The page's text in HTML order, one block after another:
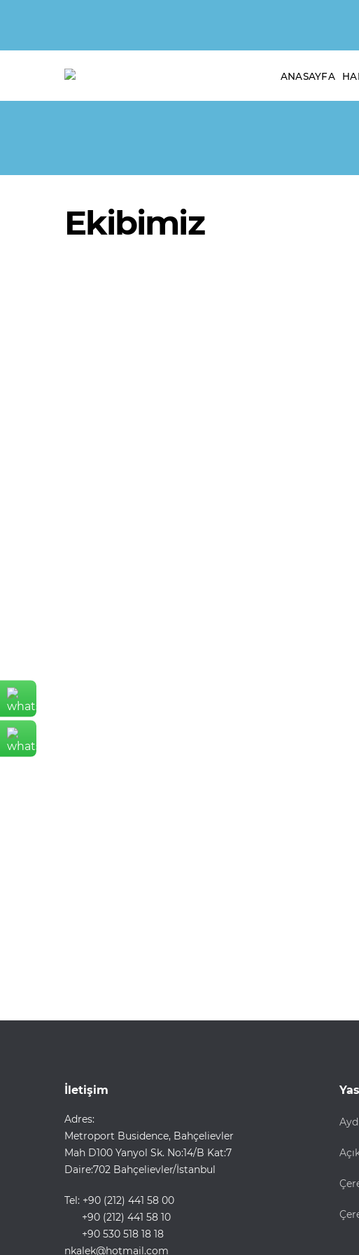
ANASAYFA
Ekibimiz
İletişim
Adres:
Metroport Busidence, Bahçelievler
Mah D100 Yanyol Sk. No:14/B Kat:7
Daire:702 Bahçelievler/İstanbul
Tel: +90 (212) 441 58 00
+90 (212) 441 58 10
+90 530 518 18 18
nkalek@hotmail.com